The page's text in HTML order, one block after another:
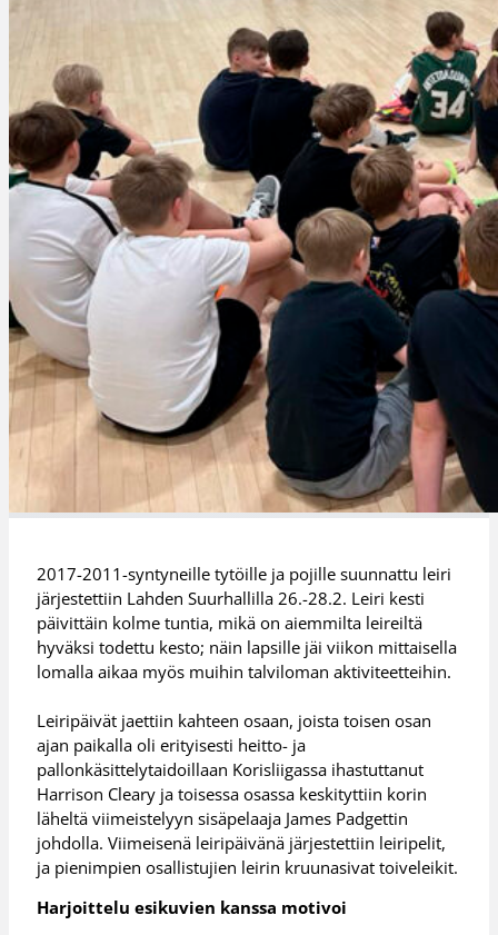
2017-2011-syntyneille tytöille ja pojille suunnattu leiri
järjestettiin Lahden Suurhallilla 26.-28.2. Leiri kesti
päivittäin kolme tuntia, mikä on aiemmilta leireiltä
hyväksi todettu kesto; näin lapsille jäi viikon mittaisella
lomalla aikaa myös muihin talviloman aktiviteetteihin.
Leiripäivät jaettiin kahteen osaan, joista toisen osan
ajan paikalla oli erityisesti heitto- ja
pallonkäsittelytaidoillaan Korisliigassa ihastuttanut
Harrison Cleary ja toisessa osassa keskityttiin korin
läheltä viimeistelyyn sisäpelaaja James Padgettin
johdolla. Viimeisenä leiripäivänä järjestettiin leiripelit,
ja pienimpien osallistujien leirin kruunasivat toiveleikit.
Harjoittelu esikuvien kanssa motivoi